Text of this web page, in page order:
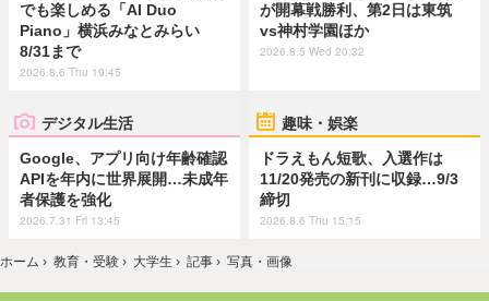
でも楽しめる「AI Duo
Piano」横浜みなとみらい
8/31まで
2026.8.6 Thu 19:45
が開幕戦勝利、第2日は東筑
vs神村学園ほか
2026.8.5 Wed 20:32
デジタル生活
Google、アプリ向け年齢確認
APIを年内に世界展開…未成年
者保護を強化
2026.7.31 Fri 13:45
趣味・娯楽
ドラえもん短歌、入選作は
11/20発売の新刊に収録…9/3
締切
2026.8.6 Thu 15:15
ホーム › 教育・受験 › 大学生 › 記事 › 写真・画像